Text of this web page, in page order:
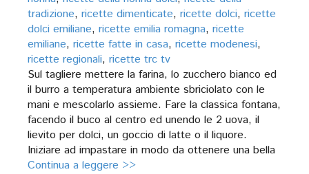
tradizione, ricette dimenticate, ricette dolci, ricette
dolci emiliane, ricette emilia romagna, ricette
emiliane, ricette fatte in casa, ricette modenesi,
ricette regionali, ricette trc tv
Sul tagliere mettere la farina, lo zucchero bianco ed
il burro a temperatura ambiente sbriciolato con le
mani e mescolarlo assieme. Fare la classica fontana,
facendo il buco al centro ed unendo le 2 uova, il
lievito per dolci, un goccio di latte o il liquore.
Iniziare ad impastare in modo da ottenere una bella
Continua a leggere >>